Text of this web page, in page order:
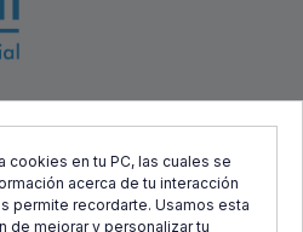
cookies en tu PC, las cuales se
acerca de tu interacción
permite recordarte. Usamos esta
de mejorar y personalizar tu
y el Centro para el Desarrollo
con el objetivo de promover el
y una investigación de